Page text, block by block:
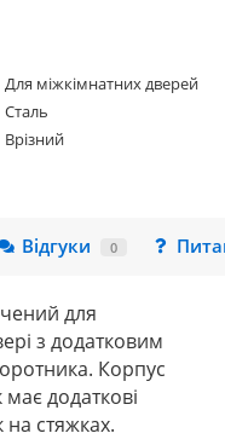
Для міжкімнатних дверей
Сталь
Врізний
Відгуки 0
для
з додатковим
Корпус
додаткові
стяжках.